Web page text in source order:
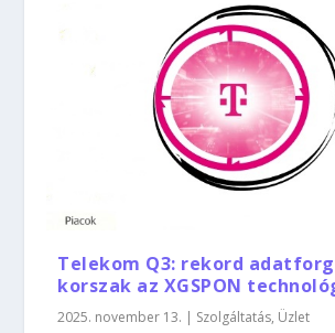
Telekom Q3: rekord
korszak az XGSPON
2025. november 13. | Szolgáltatás, Üzlet